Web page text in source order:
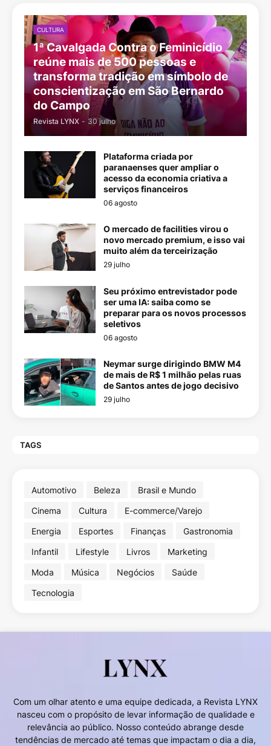
CULTURA
1ª Cavalgada Contra o Feminicídio
reúne mais de 500 pessoas e
transforma tradição em símbolo de
conscientização em São Bernardo
do Campo
Revista LYNX - 30 julho
Plataforma criada por
paranaenses quer ampliar o
acesso da economia criativa a
serviços financeiros
06 agosto
O mercado de facilities virou o
novo mercado premium, e isso vai
muito além da terceirização
29 julho
Seu próximo entrevistador pode
ser uma IA: saiba como se
preparar para os novos processos
seletivos
06 agosto
Neymar surge dirigindo BMW M4
de mais de R$ 1 milhão pelas ruas
de Santos antes de jogo decisivo
29 julho
TAGS
Automotivo Beleza
Brasil e Mundo
Cinema
Cultura
E-commerce/Varejo
Energia
Esportes Finanças
Gastronomia
Infantil
Lifestyle Livros
Marketing
Moda
Música Negócios
Saúde
Tecnologia
Com um olhar atento e uma equipe dedicada, a Revista LYNX
nasceu com o propósito de levar informação de qualidade e
relevância ao público. Nosso conteúdo abrange desde
tendências de mercado até temas que impactam o dia a dia,